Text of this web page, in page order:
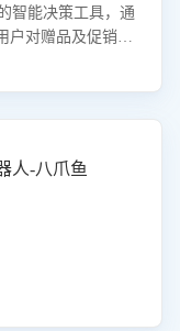
智能决策工具，通
户对赠品及促销政
，优化资源投放
人-八爪鱼